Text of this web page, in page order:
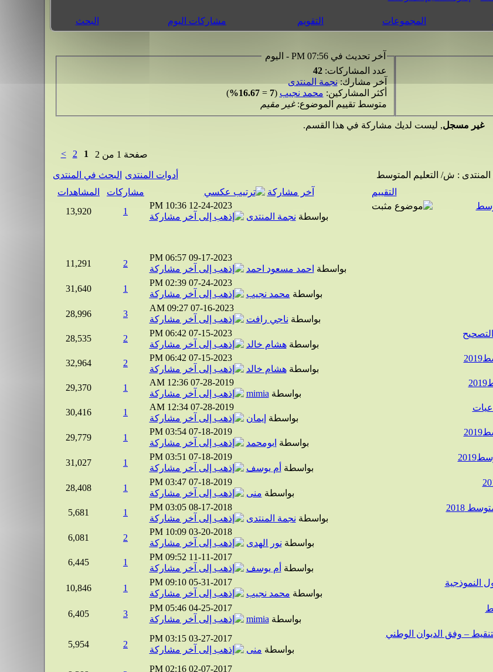
المجموعات التقويم مشاركات اليوم البحث
آخر تحديث في 07:56 PM - اليوم
عدد المشاركات:42
آخر مشارك:نجمة المنتدى
أكثر المشاركين: محمد نجيب (
7
=
16.67%
)
متوسط تقييم الموضوع:غير مقيم
غير مسجل, ليست لديك مشاركة في هذا القسم.
صفحة 1 من 2 1
2
>
: ش/ التعليم المتوسط أدوات المنتدى
البحث في المنتدى
التقييم
آخر مشاركة مشاركات
المشاهدات
12-24-2023
10:36 PM
بواسطة نجمة المنتدى
1
13,920
09-17-2023
06:57 PM
بواسطة احمد مسعود احمد
2
11,291
07-24-2023
02:39 PM
بواسطة محمد نجيب
1
31,640
07-16-2023
09:27 AM
بواسطة ناجي رافت
3
28,996
07-15-2023
06:42 PM
بواسطةهشام خالد
2
28,535
07-15-2023
06:42 PM
بواسطةهشام خالد
2
32,964
07-28-2019
12:36 AM
بواسطة mimia
1
29,370
07-28-2019
12:34 AM
بواسطة إيمان
1
30,416
07-18-2019
03:54 PM
بواسطة ابومحمد
1
29,779
07-18-2019
03:51 PM
بواسطة أم يوسف
1
31,027
07-18-2019
03:47 PM
بواسطة منى
1
28,408
2018
08-17-2018
03:05 PM
بواسطة نجمة المنتدى
1
5,681
03-20-2018
10:09 PM
بواسطة نور الهدى
2
6,081
11-11-2017
09:52 PM
بواسطة أم يوسف
1
6,445
05-31-2017
09:10 PM
بواسطة محمد نجيب
1
10,846
04-25-2017
05:46 PM
بواسطة mimia
3
6,405
– وفق الديوان الوطني
03-27-2017
03:15 PM
بواسطة منى
2
5,954
02-07-2017
02:16 PM